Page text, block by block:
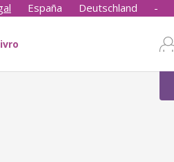
España Deutschland -